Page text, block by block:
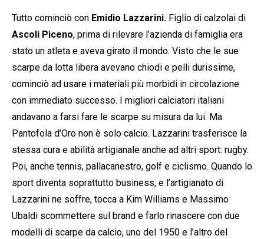
Tutto cominciò con Emidio Lazzarini. Figlio di calzolai di
Ascoli Piceno, prima di rilevare l’azienda di famiglia era
stato un atleta e aveva girato il mondo. Visto che le sue
scarpe da lotta libera avevano chiodi e pelli durissime,
cominciò ad usare i materiali più morbidi in circolazione
con immediato successo. I migliori calciatori italiani
andavano a farsi fare le scarpe su misura da lui. Ma
Pantofola d’Oro non è solo calcio. Lazzarini trasferisce la
stessa cura e abilità artigianale anche ad altri sport: rugby.
Poi, anche tennis, pallacanestro, golf e ciclismo. Quando lo
sport diventa soprattutto business, e l’artigianato di
Lazzarini ne soffre, tocca a Kim Williams e Massimo
Ubaldi scommettere sul brand e farlo rinascere con due
modelli di scarpe da calcio, uno del 1950 e l’altro del